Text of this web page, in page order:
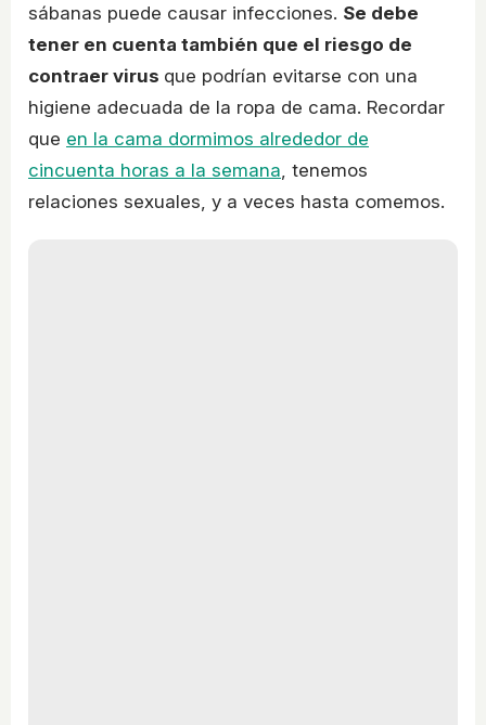
sábanas puede causar infecciones. Se debe
tener en cuenta también que el riesgo de
contraer virus que podrían evitarse con una
higiene adecuada de la ropa de cama. Recordar
que en la cama dormimos alrededor de
cincuenta horas a la semana , tenemos
relaciones sexuales, y a veces hasta comemos.